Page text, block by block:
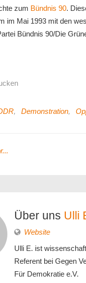
zum Bündnis 90.
im Mai 1993 mit den
Bündnis 90/Die
, Demonstration,
Über uns Ulli
Website
Ulli E. ist
Referent bei Gegen
Für Demokratie e.V.